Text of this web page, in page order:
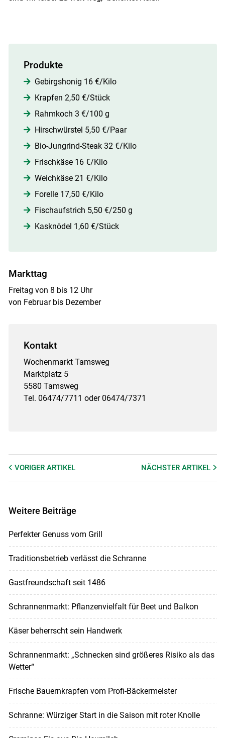
Produkte
Gebirgshonig 16 €/Kilo
Krapfen 2,50 €/Stück
Rahmkoch 3 €/100 g
Hirschwürstel 5,50 €/Paar
Bio-Jungrind-Steak 32 €/Kilo
Frischkäse 16 €/Kilo
Weichkäse 21 €/Kilo
Forelle 17,50 €/Kilo
Fischaufstrich 5,50 €/250 g
Kasknödel 1,60 €/Stück
Markttag
Freitag von 8 bis 12 Uhr
von Februar bis Dezember
Kontakt
Wochenmarkt Tamsweg
Marktplatz 5
5580 Tamsweg
Tel. 06474/7711 oder 06474/7371
VORIGER ARTIKEL NÄCHSTERARTIKEL
Weitere Beiträge
Perfekter Genuss vom Grill
Traditionsbetrieb verlässt die Schranne
Gastfreundschaft seit 1486
Schrannenmarkt: Pflanzenvielfalt für Beet und Balkon
Käser beherrscht sein Handwerk
Schrannenmarkt: „Schnecken sind größeres Risiko als das
Wetter“
Frische Bauernkrapfen vom Profi-Bäckermeister
Schranne: Würziger Start in die Saison mit roter Knolle